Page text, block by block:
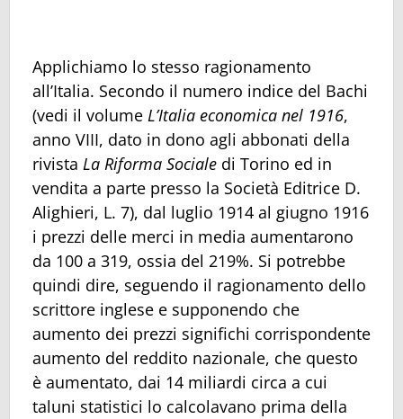
Applichiamo lo stesso ragionamento
all’Italia. Secondo il numero indice del Bachi
(vedi il volume L’Italia economica nel 1916,
anno VIII, dato in dono agli abbonati della
rivista La Riforma Sociale di Torino ed in
vendita a parte presso la Società Editrice D.
Alighieri, L. 7), dal luglio 1914 al giugno 1916
i prezzi delle merci in media aumentarono
da 100 a 319, ossia del 219%. Si potrebbe
quindi dire, seguendo il ragionamento dello
scrittore inglese e supponendo che
aumento dei prezzi significhi corrispondente
aumento del reddito nazionale, che questo
è aumentato, dai 14 miliardi circa a cui
taluni statistici lo calcolavano prima della